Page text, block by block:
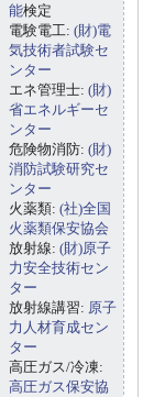
能検定
電験電工: (財)電
気技術者試験セ
ンター
エネ管理士: (財)
省エネルギーセ
ンター
危険物消防: (財)
消防試験研究セ
ンター
火薬類: (社)全国
火薬類保安協会
放射線: (財)原子
力安全技術セン
ター
放射線講習: 原子
力人材育成セン
ター
高圧ガス/冷凍:
高圧ガス保安協